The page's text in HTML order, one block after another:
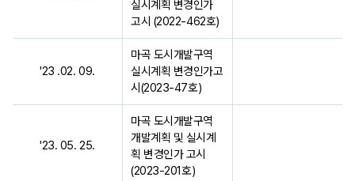
실시계획 변경인가
고시 (2022-462호)
'23 .02. 09.
마곡 도시개발구역
실시계획 변경인가고
시(2023-47호)
'23. 05. 25.
마곡 도시개발구역
개발계획 및 실시계
획 변경인가 고시
(2023-201호)